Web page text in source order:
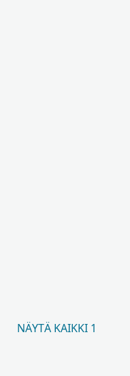
NÄYTÄ KAIKKI 1